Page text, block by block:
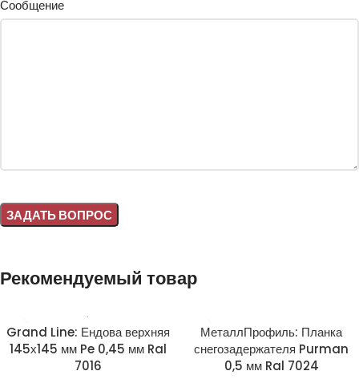
Сообщение
Рекомендуемый товар
Grand Line: Ендова верхняя
145х145 мм Pe 0,45 мм Ral
7016
МеталлПрофиль: Планка
снегозадержателя Purman
0,5 мм Ral 7024